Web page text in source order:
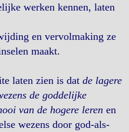
werken kennen, laten
en vervolmaking ze
maakt.
laten zien is dat de lagere
de goddelijke
van de hogere leren en
wezens door god-als-